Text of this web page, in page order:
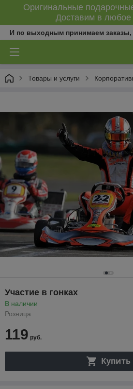
Оригинальные
Доставим в любое
И по выходным принимаем
Товары и услуги
Участие в гонках
В наличии
Розница
119 руб.
Купить